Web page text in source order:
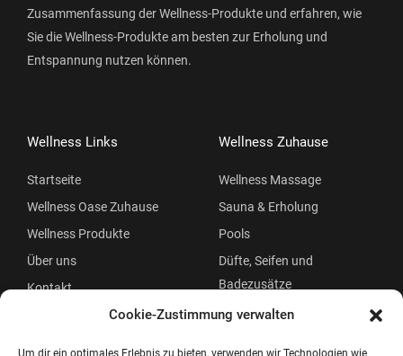
Cookie-Zustimmung verwalten
Um dir ein optimales Erlebnis zu bieten, verwenden wir Technologien wie
Zusammenfassung der Wellness-Produkte und erfahren, wie
Sie die Wellness-Produkte am besten zur Erholung und
Entspannung nutzen können.
Wellness Links
Startseite
Wellness Oase Zuhause
Wellness Produkte
Über uns
Kontakt
Wellness Zuhause
Wellness Massage
Sauna & Erholung
Pools
Düfte, Seifen und
Badezusätze
Beauty